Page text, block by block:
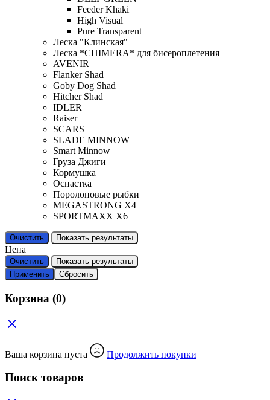
Feeder Khaki
High Visual
Pure Transparent
Леска "Клинская"
Леска *CHIMERA* для бисероплетения
AVENIR
Flanker Shad
Goby Dog Shad
Hitcher Shad
IDLER
Raiser
SCARS
SLADE MINNOW
Smart Minnow
Груза Джиги
Кормушка
Оснастка
Поролоновые рыбки
MEGASTRONG X4
SPORTMAXX X6
Очистить Показать результаты
Цена
Очистить
Показать результаты
Применить
Сбросить
Корзина (0)
Ваша корзина пуста Продолжить покупки
Поиск товаров